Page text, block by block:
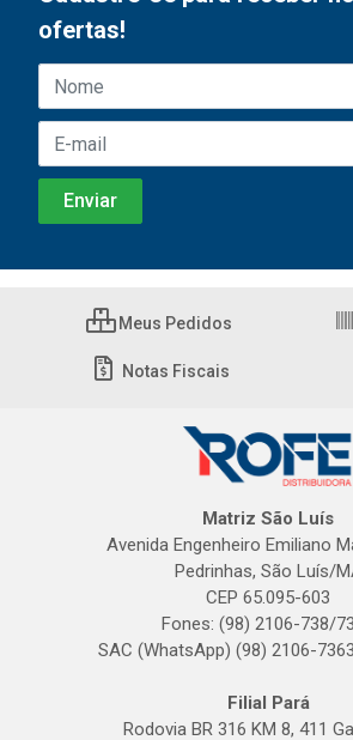
ofertas!
Meus Pedidos
Notas Fiscais
Matriz São Luís
Avenida Engenheiro Emiliano
Pedrinhas, São Luís/
CEP 65.095-603
Fones: (98) 2106-738/
SAC (WhatsApp) (98) 2106-
Filial Pará
Rodovia BR 316 KM 8, 411